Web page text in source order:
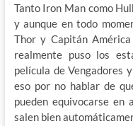
Tanto Iron Man como
y aunque en todo
Thor y Capitán
realmente puso los
película de Vengadores
eso por no hablar de
pueden equivocarse en
salen bien